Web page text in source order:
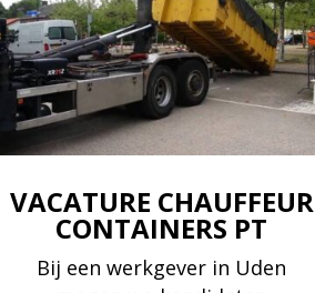
VACATURE CHAUFFEUR
CONTAINERS PT
Bij een werkgever in Uden